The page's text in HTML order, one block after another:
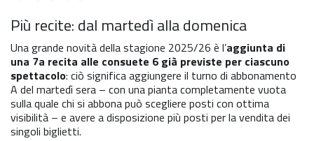
Più recite: dal martedì alla domenica
Una grande novità della stagione 2025/26 è l’aggiunta di
una 7a recita alle consuete 6 già previste per ciascuno
spettacolo: ciò significa aggiungere il turno di abbonamento
A del martedì sera – con una pianta completamente vuota
sulla quale chi si abbona può scegliere posti con ottima
visibilità – e avere a disposizione più posti per la vendita dei
singoli biglietti.